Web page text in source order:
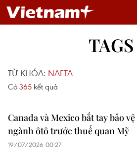
TAGS
TỪ KHÓA: NAFTA
Có 365 kết quả
Canada và Mexico bắt tay bảo vệ
ngành ôtô trước thuế quan Mỹ
19/07/2026 00:27